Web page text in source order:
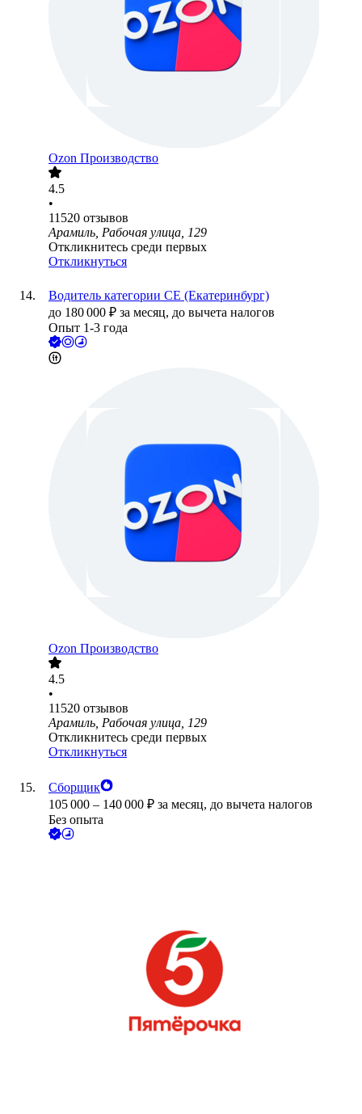
Ozon Производство
4.5
•
11520 отзывов
Арамиль, Рабочая улица, 129
Откликнитесь среди первых
Откликнуться
Водитель категории СЕ (Екатеринбург)
до 180 000 ₽ за месяц, до вычета налогов
Опыт 1-3 года
Ozon Производство
4.5
•
11520 отзывов
Арамиль, Рабочая улица, 129
Откликнитесь среди первых
Откликнуться
Сборщик
105 000 – 140 000 ₽ за месяц, до вычета налогов
Без опыта